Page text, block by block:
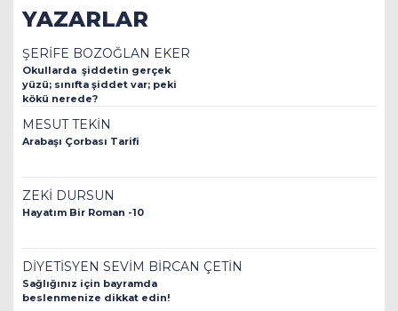
YAZARLAR
ŞERİFE BOZOĞLAN EKER
Okullarda şiddetin gerçek
yüzü; sınıfta şiddet var; peki
kökü nerede?
MESUT TEKİN
Arabaşı Çorbası Tarifi
ZEKİ DURSUN
Hayatım Bir Roman -10
DİYETİSYEN SEVİM BİRCAN ÇETİN
Sağlığınız için bayramda
beslenmenize dikkat edin!